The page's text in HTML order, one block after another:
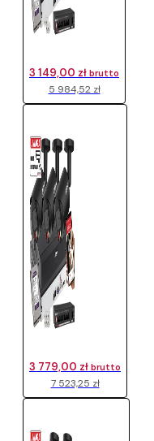
5 984,52 zł
3 149,00 zł brutto
7 523,25 zł
3 779,00 zł brutto